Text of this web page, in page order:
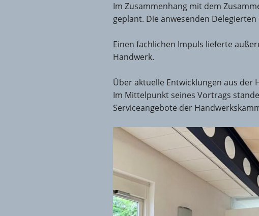
Im Zusammenhang mit dem
geplant. Die anwesenden
Einen fachlichen Impuls lieferte
Handwerk.
Über aktuelle Entwicklungen aus der
Im Mittelpunkt seines Vortrags
Serviceangebote der